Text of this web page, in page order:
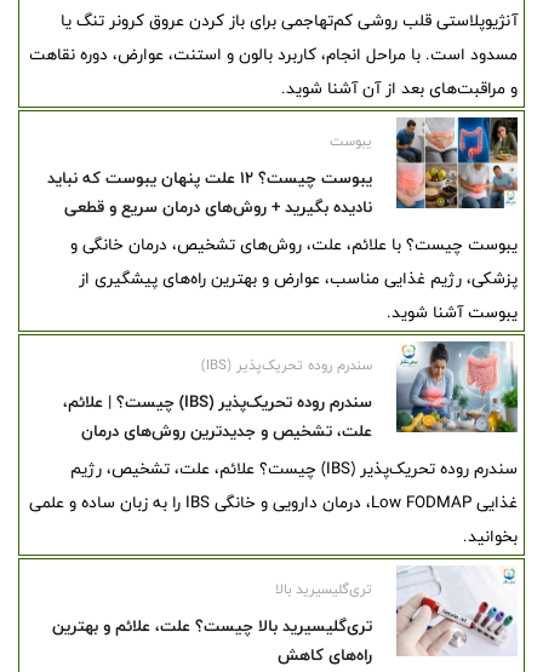
آنژیوپلاستی قلب روشی کم‌تهاجمی برای باز کردن عروق کرونر تنگ یا
مسدود است. با مراحل انجام، کاربرد بالون و استنت، عوارض، دوره نقاهت
و مراقبت‌های بعد از آن آشنا شوید.
یبوست
یبوست چیست؟ ۱۲ علت پنهان یبوست که نباید
نادیده بگیرید + روش‌های درمان سریع و قطعی
یبوست چیست؟ با علائم، علت، روش‌های تشخیص، درمان خانگی و
پزشکی، رژیم غذایی مناسب، عوارض و بهترین راه‌های پیشگیری از
یبوست آشنا شوید.
سندرم روده تحریک‌پذیر (IBS)
سندرم روده تحریک‌پذیر (IBS) چیست؟ | علائم،
علت، تشخیص و جدیدترین روش‌های درمان
سندرم روده تحریک‌پذیر (IBS) چیست؟ علائم، علت، تشخیص، رژیم
غذایی Low FODMAP، درمان دارویی و خانگی IBS را به زبان ساده و علمی
بخوانید.
تری‌گلیسیرید بالا
تری‌گلیسیرید بالا چیست؟ علت، علائم و بهترین
راه‌های کاهش